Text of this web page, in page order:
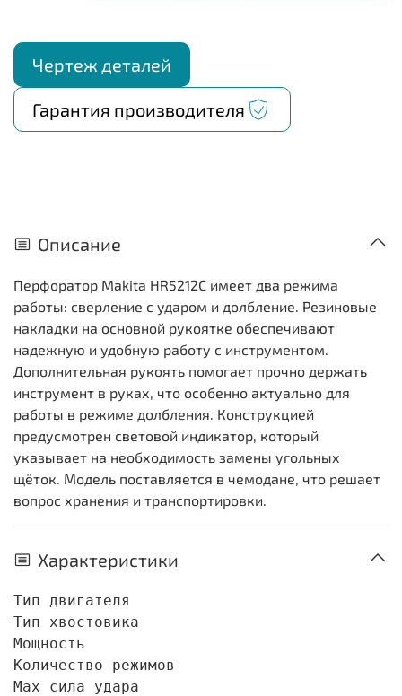
Чертеж деталей
Гарантия производителя
Описание
Перфоратор Makita HR5212C имеет два режима
работы: сверление с ударом и долбление. Резиновые
накладки на основной рукоятке обеспечивают
надежную и удобную работу с инструментом.
Дополнительная рукоять помогает прочно держать
инструмент в руках, что особенно актуально для
работы в режиме долбления. Конструкцией
предусмотрен световой индикатор, который
указывает на необходимость замены угольных
щёток. Модель поставляется в чемодане, что решает
вопрос хранения и транспортировки.
Характеристики
Тип двигателя                                |
Тип хвостовика
Мощность                                     |
Количество режимов
Max сила удара